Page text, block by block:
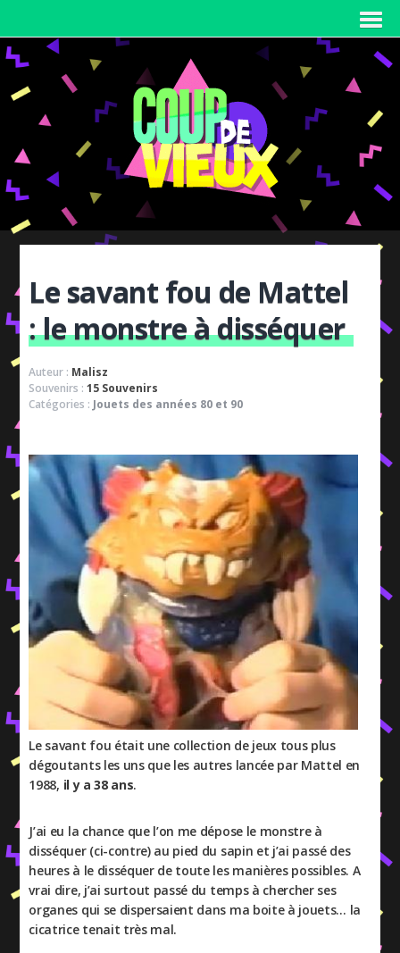
Le savant fou de Mattel
: le monstre à disséquer
Auteur : Malisz
Souvenirs :15 Souvenirs
Catégories : Jouets des années 80 et 90
Le savant fou était une collection de jeux tous plus
dégoutants les uns que les autres lancée par Mattel en
1988, il y a 38 ans.
J’ai eu la chance que l’on me dépose le monstre à
disséquer (ci-contre) au pied du sapin et j’ai passé des
heures à le disséquer de toute les manières possibles. A
vrai dire, j’ai surtout passé du temps à chercher ses
organes qui se dispersaient dans ma boite à jouets… la
cicatrice tenait très mal.